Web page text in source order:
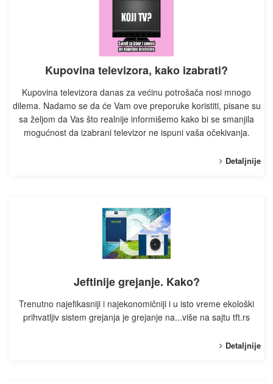
Kupovina televizora, kako izabrati?
Kupovina televizora danas za većinu potrošača nosi mnogo
dilema. Nadamo se da će Vam ove preporuke koristiti, pisane su
sa željom da Vas što realnije informišemo kako bi se smanjila
mogućnost da izabrani televizor ne ispuni vaša očekivanja.
Detaljnije
Jeftinije grejanje. Kako?
Trenutno najefikasniji i najekonomičniji i u isto vreme ekološki
prihvatljiv sistem grejanja je grejanje na...više na sajtu tft.rs
Detaljnije